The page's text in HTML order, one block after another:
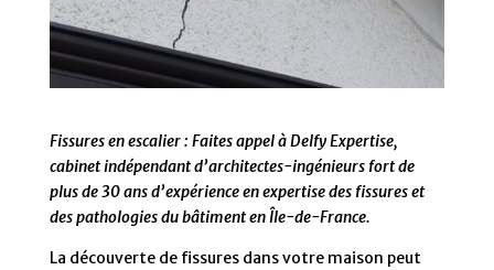
Fissures en escalier : Faites appel à Delfy Expertise,
cabinet indépendant d’architectes-ingénieurs fort de
plus de 30 ans d’expérience en expertise des fissures et
des pathologies du bâtiment en Île-de-France.
La découverte de fissures dans votre maison peut